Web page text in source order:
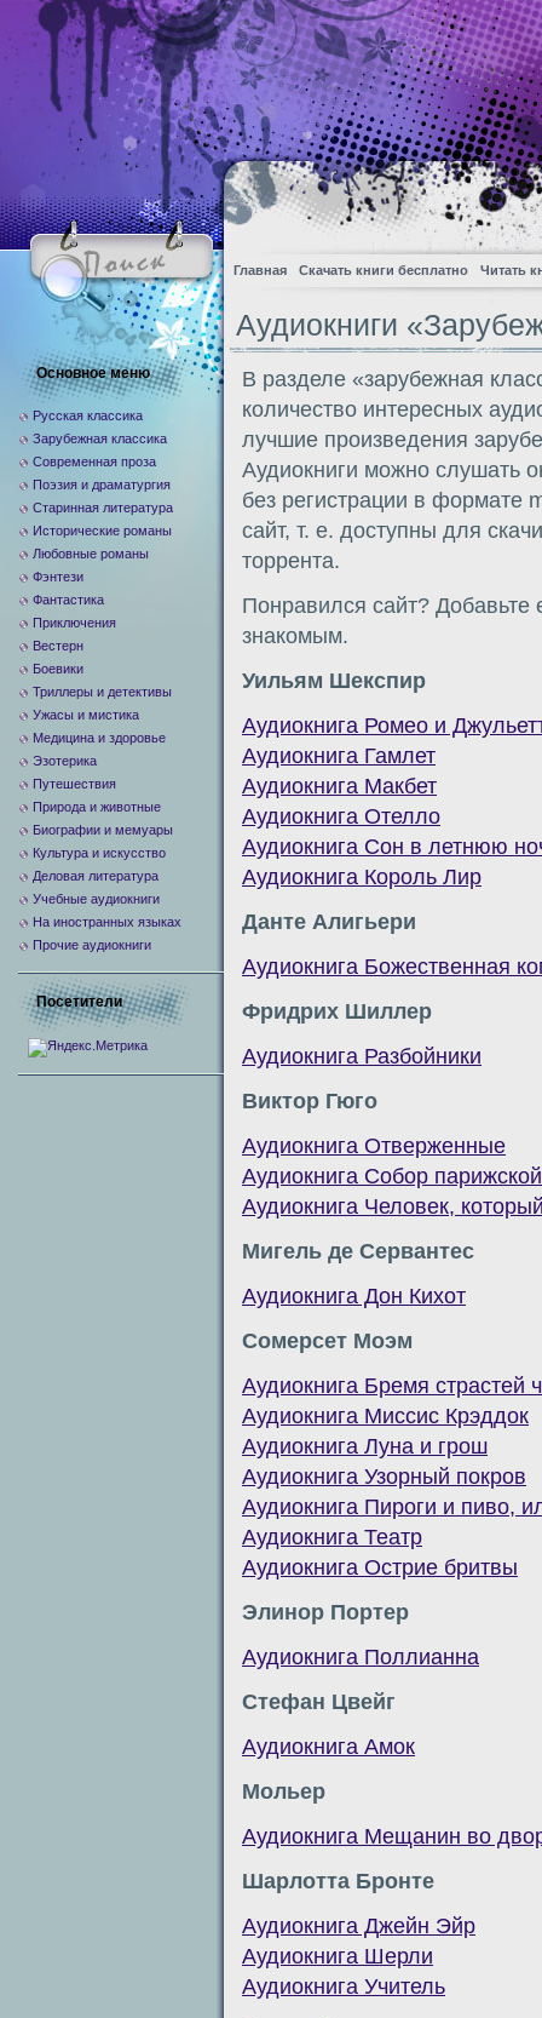
Главная Скачать книги бесплатно Читать
Аудиокниги
В разделе «зарубежная
количество интересных
лучшие произведения
Аудиокниги можно слушать
без регистрации в формате
сайт, т. е. доступны для
торрента.
Понравился сайт? Добавьте
знакомым.
Уильям Шекспир
Аудиокнига Ромео и
Аудиокнига Гамлет
Аудиокнига Макбет
Аудиокнига Отелло
Аудиокнига Сон в летнюю
Аудиокнига Король Лир
Данте Алигьери
Аудиокнига Божественная
Фридрих Шиллер
Аудиокнига Разбойники
Виктор Гюго
Аудиокнига Отверженные
Аудиокнига Собор
Аудиокнига Человек,
Мигель де Сервантес
Аудиокнига Дон Кихот
Сомерсет Моэм
Аудиокнига Бремя страстей
Аудиокнига Миссис Крэддок
Аудиокнига Луна и грош
Аудиокнига Узорный покров
Аудиокнига Пироги и пиво,
Аудиокнига Театр
Аудиокнига Острие бритвы
Элинор Портер
Аудиокнига Поллианна
Стефан Цвейг
Аудиокнига Амок
Мольер
Аудиокнига Мещанин во
Шарлотта Бронте
Аудиокнига Джейн Эйр
Аудиокнига Шерли
Аудиокнига Учитель
Основное меню
Русская классика
Зарубежная классика
Современная проза
Поэзия и драматургия
Старинная литература
Исторические романы
Любовные романы
Фэнтези
Фантастика
Приключения
Вестерн
Боевики
Триллеры и детективы
Ужасы и мистика
Медицина и здоровье
Эзотерика
Путешествия
Природа и животные
Биографии и мемуары
Культура и искусство
Деловая литература
Учебные аудиокниги
На иностранных языках
Прочие аудиокниги
Посетители